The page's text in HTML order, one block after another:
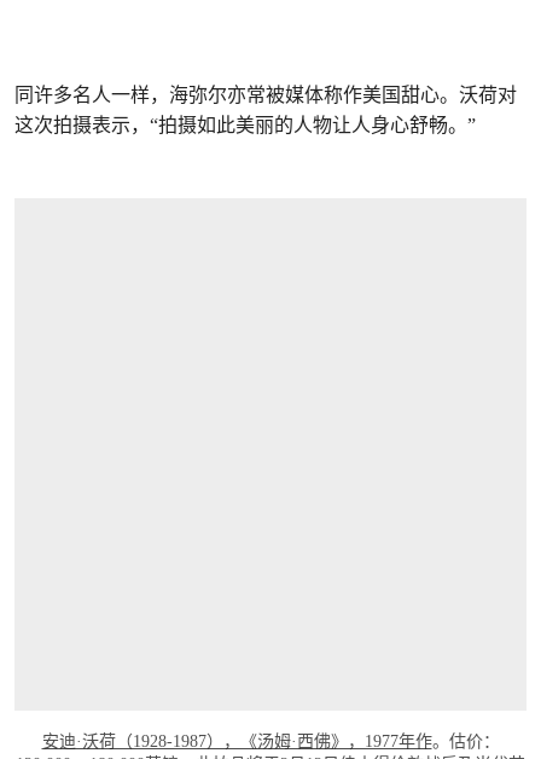
同许多名人一样，海弥尔亦常被媒体称作美国甜心。沃荷对
这次拍摄表示，“拍摄如此美丽的人物让人身心舒畅。”
安迪·沃荷（1928-1987），《汤姆·西佛》，1977年作。估价：